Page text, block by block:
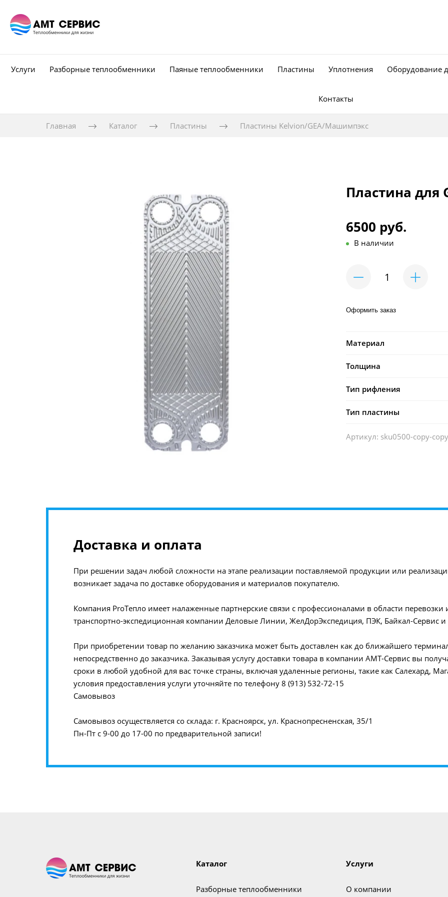
Услуги Разборные теплообменники Паяные теплообменники Пластины Уплотнения Оборудование
Контакты
Главная Каталог Пластины Пластины Kelvion/GEA/Машимпэкс
Пластина для
6500 руб.
В наличии
Оформить заказ
Материал
Толщина
Тип рифления
Тип пластины
Артикул: sku0500-copy-
Доставка и оплата
При решении задач любой сложности на этапе реализации поставляемой продукции или
возникает задача по доставке оборудования и материалов покупателю.
Компания ProТепло имеет налаженные партнерские связи с профессионалами в области перевозки
транспортно-экспедиционная компании Деловые Линии, ЖелДорЭкспедиция, ПЭК, Байкал-Сервис и
При приобретении товар по желанию заказчика может быть доставлен как до ближайшего
непосредственно до заказчика. Заказывая услугу доставки товара в компании АМТ-Сервис вы
сроки в любой удобной для вас точке страны, включая удаленные регионы, такие как Салехард,
условия предоставления услуги уточняйте по телефону 8 (913) 532-72-15
Самовывоз
Самовывоз осуществляется со склада: г. Красноярск, ул. Краснопресненская, 35/1
Пн-Пт с 9-00 до 17-00 по предварительной записи!
Каталог
Разборные теплообменники
Услуги
О компании